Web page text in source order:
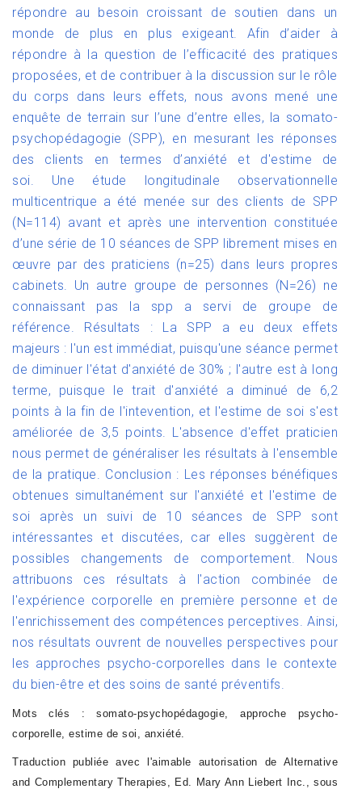
répondre au besoin croissant de soutien dans un
monde de plus en plus exigeant. Afin d’aider à
répondre à la question de l’efficacité des pratiques
proposées, et de contribuer à la discussion sur le rôle
du corps dans leurs effets, nous avons mené une
enquête de terrain sur l’une d’entre elles, la somato-
psychopédagogie (SPP), en mesurant les réponses
des clients en termes d’anxiété et d'estime de
soi. Une étude longitudinale observationnelle
multicentrique a été menée sur des clients de SPP
(N=114) avant et après une intervention constituée
d’une série de 10 séances de SPP librement mises en
œuvre par des praticiens (n=25) dans leurs propres
cabinets. Un autre groupe de personnes (N=26) ne
connaissant pas la spp a servi de groupe de
référence. Résultats : La SPP a eu deux effets
majeurs : l'un est immédiat, puisqu'une séance permet
de diminuer l'état d'anxiété de 30% ; l'autre est à long
terme, puisque le trait d'anxiété a diminué de 6,2
points à la fin de l'intevention, et l'estime de soi s'est
améliorée de 3,5 points. L'absence d'effet praticien
nous permet de généraliser les résultats à l'ensemble
de la pratique. Conclusion : Les réponses bénéfiques
obtenues simultanément sur l'anxiété et l'estime de
soi après un suivi de 10 séances de SPP sont
intéressantes et discutées, car elles suggèrent de
possibles changements de comportement. Nous
attribuons ces résultats à l'action combinée de
l'expérience corporelle en première personne et de
l'enrichissement des compétences perceptives. Ainsi,
nos résultats ouvrent de nouvelles perspectives pour
les approches psycho-corporelles dans le contexte
du bien-être et des soins de santé préventifs.
Mots clés : somato-psychopédagogie, approche psycho-
corporelle, estime de soi, anxiété.
Traduction publiée avec l'aimable autorisation de Alternative
and Complementary Therapies, Ed. Mary Ann Liebert Inc., sous